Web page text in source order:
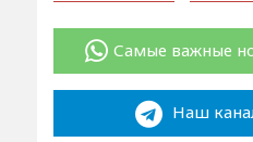
Самые важные
Наш